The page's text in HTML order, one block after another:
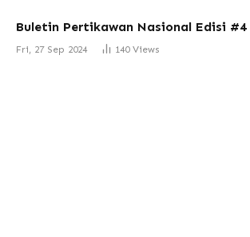
Buletin Pertikawan Nasional Edisi #4
Fri, 27 Sep 2024 140 Views